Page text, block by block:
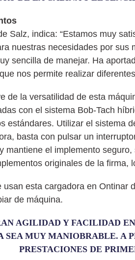
Salz, indica: “Estamos muy
nuestras necesidades por
sencilla de manejar. Ha
nos permite realizar
de la versatilidad de esta
con el sistema Bob-Tach
estándares. Utilizar el sistema
basta con pulsar un
mantiene el implemento
originales de la firma,
esta cargadora en
de máquina.
AGILIDAD Y FACILIDAD
MUY MANIOBRABLE. A
PRESTACIONES DE